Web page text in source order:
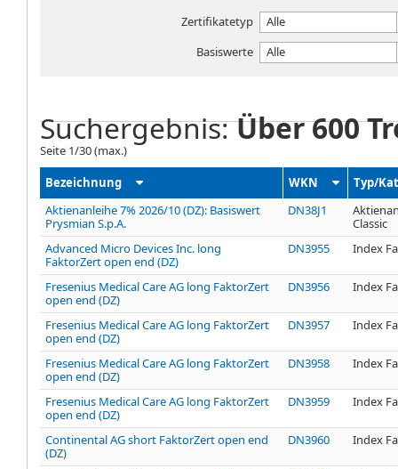
Zertifikatetyp
Alle
Basiswerte
Alle
Suchergebnis:Über 600
Seite 1/30(max.)
Bezeichnung
WKN
Typ/
Aktienanleihe 7% 2026/10 (DZ): Basiswert
Prysmian S.p.A.
DN38J1
Classic
Advanced Micro Devices Inc. long
FaktorZert open end (DZ)
DN3955 Index
Fresenius Medical Care AG long FaktorZert
open end (DZ)
DN3956 Index
Fresenius Medical Care AG long FaktorZert
open end (DZ)
DN3957 Index
Fresenius Medical Care AG long FaktorZert
open end (DZ)
DN3958 Index
Fresenius Medical Care AG long FaktorZert
open end (DZ)
DN3959 Index
Continental AG short FaktorZert open end
(DZ)
DN3960 Index